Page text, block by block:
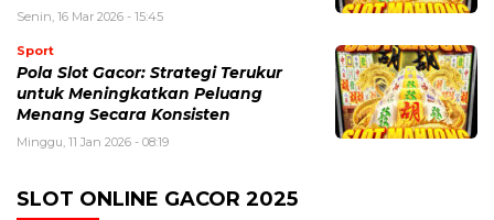
Senin, 16 Mar 2026 - 15:45
Sport
Pola Slot Gacor: Strategi Terukur
untuk Meningkatkan Peluang
Menang Secara Konsisten
Minggu, 11 Jan 2026 - 08:19
SLOT ONLINE GACOR 2025